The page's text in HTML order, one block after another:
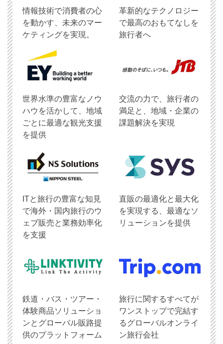
情報技術で消費者の心
を動かす、未来のマー
ケティングを実現。
革新的なテクノロジー
で最高のおもてなしを
旅行者へ
世界水準の豊富なノウ
ハウを活かして、地域
ごとに最適な観光支援
を提供
交流の力で、旅行者の
満足と、地域・企業の
課題解決を実現
ITと旅行の豊富な知見
で海外・国内旅行のウ
ェブ販売と業務効率化
を支援
直販の最適化と最大化
を実現する、最適なソ
リューションを提供
鉄道・バス・ツアー・
体験商品ソリューショ
ンとグローバル販路提
供のプラットフォーム
旅行に関するすべてが
ワンストップで完結す
るグローバルオンライ
ン旅行会社